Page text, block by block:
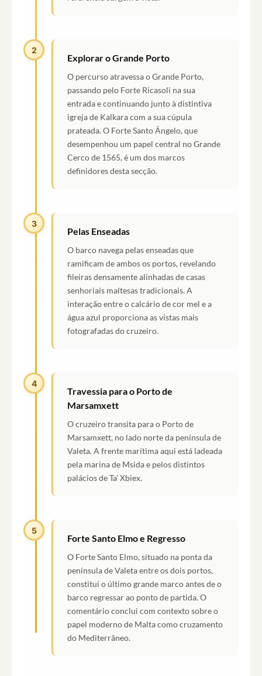
2
Explorar o Grande Porto
O percurso atravessa o Grande Porto,
passando pelo Forte Ricasoli na sua
entrada e continuando junto à distintiva
igreja de Kalkara com a sua cúpula
prateada. O Forte Santo Ângelo, que
desempenhou um papel central no Grande
Cerco de 1565, é um dos marcos
definidores desta secção.
3
Pelas Enseadas
O barco navega pelas enseadas que
ramificam de ambos os portos, revelando
fileiras densamente alinhadas de casas
senhoriais maltesas tradicionais. A
interação entre o calcário de cor mel e a
água azul proporciona as vistas mais
fotografadas do cruzeiro.
4
Travessia para o Porto de
Marsamxett
O cruzeiro transita para o Porto de
Marsamxett, no lado norte da península de
Valeta. A frente marítima aqui está ladeada
pela marina de Msida e pelos distintos
palácios de Ta' Xbiex.
5
Forte Santo Elmo e Regresso
O Forte Santo Elmo, situado na ponta da
península de Valeta entre os dois portos,
constitui o último grande marco antes de o
barco regressar ao ponto de partida. O
comentário conclui com contexto sobre o
papel moderno de Malta como cruzamento
do Mediterrâneo.